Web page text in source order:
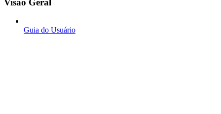
Guia do Usuário